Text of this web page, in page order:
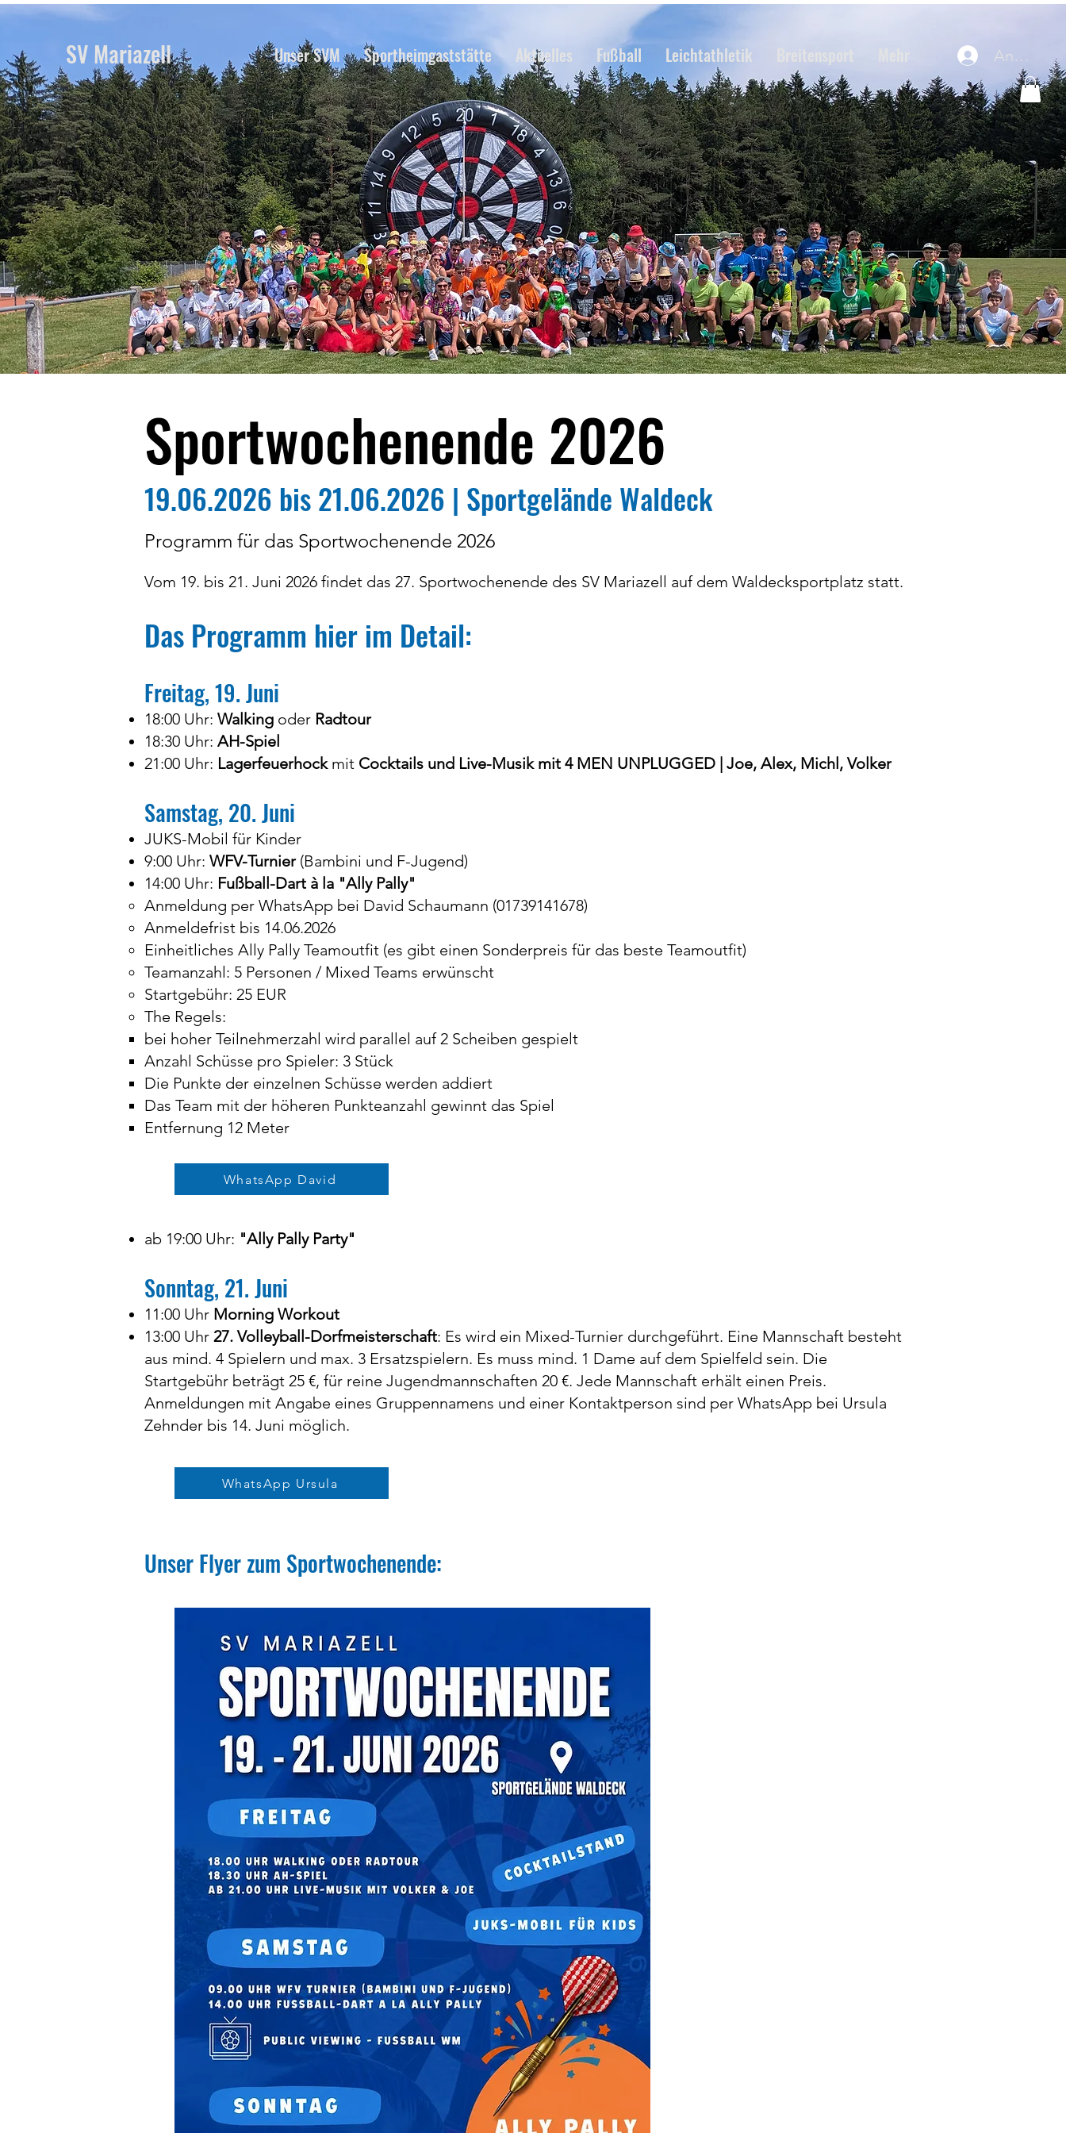
SV Mariazell Unser SVM Sportheimgaststätte Aktuelles Fußball Leichtathletik Breitensport
Sportwochenende 2026
19.06.2026 bis 21.06.2026 | Sportgelände Waldeck
Programm für das Sportwochenende 2026
Vom 19. bis 21. Juni 2026 findet das 27. Sportwochenende des SV Mariazell auf dem Waldecksportplatz statt.
Das Programm hier im Detail:
Freitag, 19. Juni
18:00 Uhr: Walking oder Radtour
18:30 Uhr: AH-Spiel
21:00 Uhr: Lagerfeuerhock mit Cocktails und Live-Musik mit 4 MEN UNPLUGGED | Joe, Alex, Michl, Volker
Samstag, 20. Juni
JUKS-Mobil für Kinder
9:00 Uhr: WFV-Turnier (Bambini und F-Jugend)
14:00 Uhr: Fußball-Dart à la "Ally Pally"
Anmeldung per WhatsApp bei David Schaumann (01739141678)
Anmeldefrist bis 14.06.2026
Einheitliches Ally Pally Teamoutfit (es gibt einen Sonderpreis für das beste Teamoutfit)
Teamanzahl: 5 Personen / Mixed Teams erwünscht
Startgebühr: 25 EUR
The Regels:
bei hoher Teilnehmerzahl wird parallel auf 2 Scheiben gespielt​
Anzahl Schüsse pro Spieler: 3 Stück
Die Punkte der einzelnen Schüsse werden addiert
Das Team mit der höheren Punkteanzahl gewinnt das Spiel
Entfernung 12 Meter
ab 19:00 Uhr: "Ally Pally Party"
Sonntag, 21. Juni
11:00 Uhr Morning Workout
13:00 Uhr 27. Volleyball-Dorfmeisterschaft: Es wird ein Mixed-Turnier durchgeführt. Eine Mannschaft besteht
aus mind. 4 Spielern und max. 3 Ersatzspielern. Es muss mind. 1 Dame auf dem Spielfeld sein. Die
Startgebühr beträgt 25 €, für reine Jugendmannschaften 20 €. Jede Mannschaft erhält einen Preis.
Anmeldungen mit Angabe eines Gruppennamens und einer Kontaktperson sind per WhatsApp bei Ursula
Zehnder bis 14. Juni möglich.
Unser Flyer zum Sportwochenende:
WhatsApp David
WhatsApp Ursula